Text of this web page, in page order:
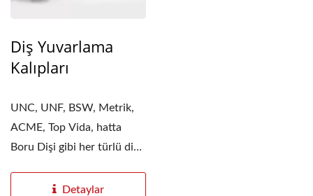
Diş Yuvarlama
Kalıpları
UNC, UNF, BSW, Metrik,
ACME, Top Vida, hatta
Boru Dişi gibi her türlü diş
Detaylar